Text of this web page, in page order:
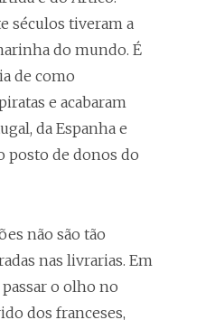
séculos tiveram a
do mundo. É
de como
e acabaram
da Espanha e
posto de donos do
não são tão
nas livrarias. Em
o olho no
dos franceses,